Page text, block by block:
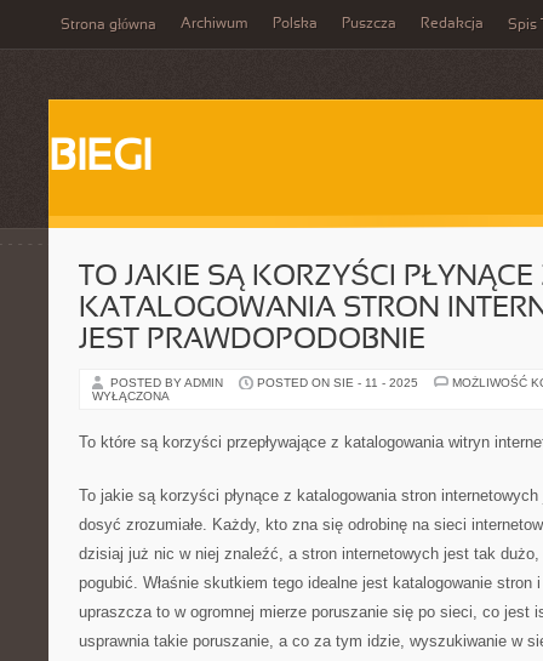
Strona główna Archiwum Polska Puszcza Redakcja Spis
BIEGI
TO JAKIE SĄ KORZYŚCI PŁYNĄCE
KATALOGOWANIA STRON
JEST PRAWDOPODOBNIE
POSTED BY ADMIN POSTED ON SIE - 11 - 2025
MOŻLIWOŚĆ
WYŁĄCZONA
To które są korzyści przepływające z katalogowania witryn
To jakie są korzyści płynące z katalogowania stron
dosyć zrozumiałe. Każdy, kto zna się odrobinę na sieci
dzisiaj już nic w niej znaleźć, a stron internetowych jest tak
pogubić. Właśnie skutkiem tego idealne jest katalogowanie stron
upraszcza to w ogromnej mierze poruszanie się po sieci, co jest
usprawnia takie poruszanie, a co za tym idzie, wyszukiwanie w